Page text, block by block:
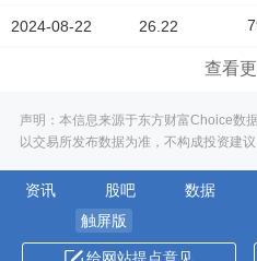
2024-08-22 26.22
查看
声明：本信息来源于东方财富Choice数
以交易所发布数据为准，不构成投资建议
资讯 股吧 数据
触屏版